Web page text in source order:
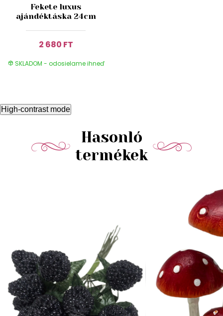
Fekete luxus
ajándéktáska 24cm
2 680 FT
SKLADOM - odosielame ihneď
High-contrast mode
Hasonló
termékek